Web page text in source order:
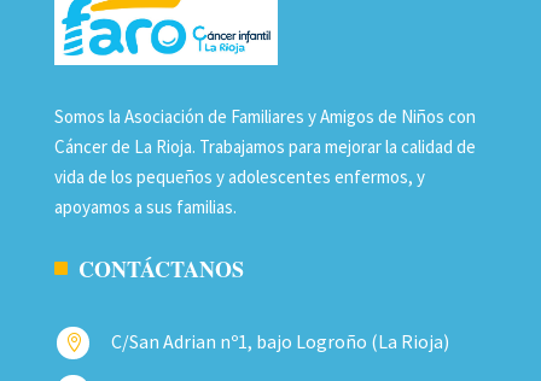
Somos la Asociación de Familiares y Amigos de Niños con
Cáncer de La Rioja. Trabajamos para mejorar la calidad de
vida de los pequeños y adolescentes enfermos, y
apoyamos a sus familias.
CONTÁCTANOS
 C/San Adrian nº1, bajo Logroño (La Rioja)